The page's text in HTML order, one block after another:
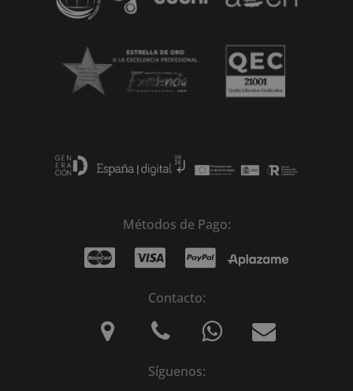
Métodos de Pago:
Contacto:
Síguenos: